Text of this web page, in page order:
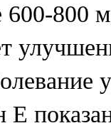
600-800